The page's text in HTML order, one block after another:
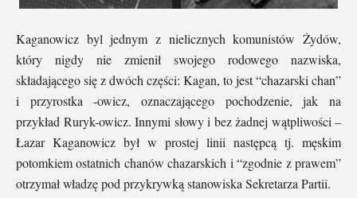
Kaganowicz byl jednym z nielicznych komunistów Żydów,
który nigdy nie zmienił swojego rodowego nazwiska,
składającego się z dwóch części: Kagan, to jest “chazarski chan”
i przyrostka -owicz, oznaczającego pochodzenie, jak na
przykład Ruryk-owicz. Innymi słowy i bez żadnej wątpliwości –
Łazar Kaganowicz był w prostej linii następcą tj. męskim
potomkiem ostatnich chanów chazarskich i “zgodnie z prawem”
otrzymał władzę pod przykrywką stanowiska Sekretarza Partii.